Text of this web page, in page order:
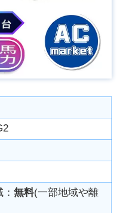
：無料(一部地域や離